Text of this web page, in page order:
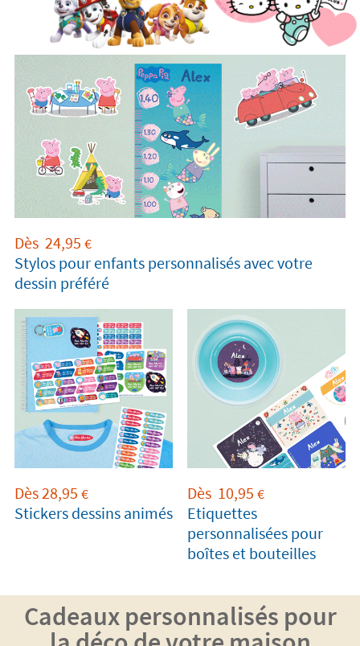
Dès 24,95 €
Stylos pour enfants personnalisés avec votre
dessin préféré
Dès 28,95 €
Stickers dessins animés
Dès 10,95 €
Etiquettes
personnalisées pour
boîtes et bouteilles
Cadeaux personnalisés pour